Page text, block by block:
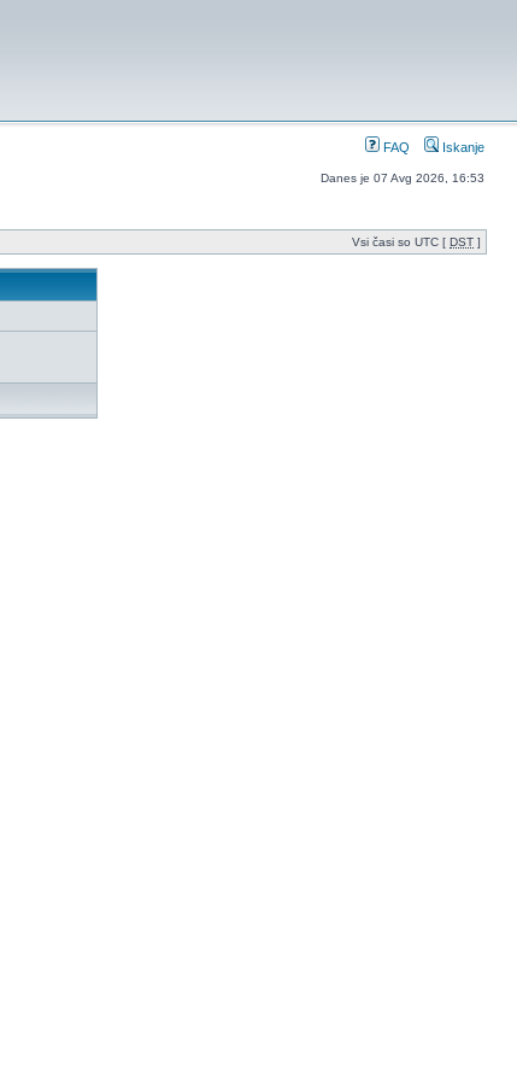
FAQ Iskanje
Danes je 07 Avg 2026, 16:53
Vsi časi so UTC [ DST ]